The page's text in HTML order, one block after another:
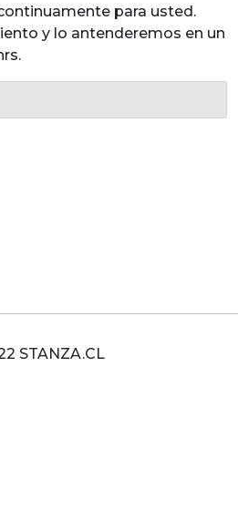
para usted.
y lo antenderemos en un
STANZA.CL